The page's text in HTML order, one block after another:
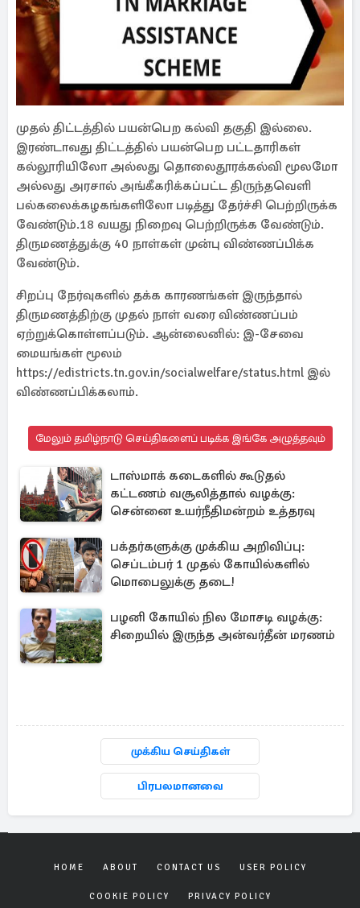
முதல் திட்டத்தில் பயன்பெற கல்வி தகுதி இல்லை.
இரண்டாவது திட்டத்தில் பயன்பெற பட்டதாரிகள்
கல்லூரியிலோ அல்லது தொலைதூரக்கல்வி மூலமோ
அல்லது அரசால் அங்கீகரிக்கப்பட்ட திருந்தவெளி
பல்கலைக்கழகங்களிலோ படித்து தேர்ச்சி பெற்றிருக்க
வேண்டும்.18 வயது நிறைவு பெற்றிருக்க வேண்டும்.
திருமணத்துக்கு 40 நாள்கள் முன்பு விண்ணப்பிக்க
வேண்டும்.
சிறப்பு நேர்வுகளில் தக்க காரணங்கள் இருந்தால்
திருமணத்திற்கு முதல் நாள் வரை விண்ணப்பம்
ஏற்றுக்கொள்ளப்படும். ஆன்லைனில்: இ-சேவை
மையங்கள் மூலம்
https://edistricts.tn.gov.in/socialwelfare/status.html இல்
விண்ணப்பிக்கலாம்.
மேலும் தமிழ்நாடு செய்திகளைப் படிக்க இங்கே அழுத்தவும்
டாஸ்மாக் கடைகளில் கூடுதல்
கட்டணம் வசூலித்தால் வழக்கு:
சென்னை உயர்நீதிமன்றம் உத்தரவு
பக்தர்களுக்கு முக்கிய அறிவிப்பு:
செப்டம்பர் 1 முதல் கோயில்களில்
மொபைலுக்கு தடை!
பழனி கோயில் நில மோசடி வழக்கு:
சிறையில் இருந்த அன்வர்தீன் மரணம்
முக்கிய செய்திகள்
பிரபலமானவை
HOME ABOUT CONTACT US USER POLICY
COOKIE POLICY PRIVACY POLICY